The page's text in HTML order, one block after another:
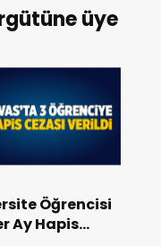
üye
Öğrencisi
Ay Hapis